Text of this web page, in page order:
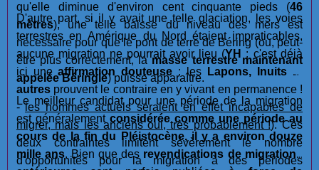
qu'elle diminue d'environ cent cinquante pieds (46
mètres), une telle baisse du niveau des mers est
nécessaire pour que le pont de terre de Béring (ou, peut-
être plus correctement, lamasse terrestre maintenant
appelée Béringie) puisse apparaître.
D'autre part, si il y avait une telle glaciation, les voies
terrestres en Amérique du Nord étaient impraticables,
aucune migration ne pourrait avoir lieu (YH : c'est déjà
ici une affirmation douteuse : les Lapons, Inuits et
autres prouvent le contraire en y vivant en permanence !
-les hommes actuels seraient en effet incapables de
migrer, mais les anciens oui, très probablement !). Ces
deux contraintes limitent sévèrement le nombre
d'opportunités pour la migration à des périodes
Le meilleur candidat pour une période de la migration
est généralement considérée comme une période au
cours de la fin du Pléistocène, il y a environ douze
mille ans. Bien que des revendications de migrations